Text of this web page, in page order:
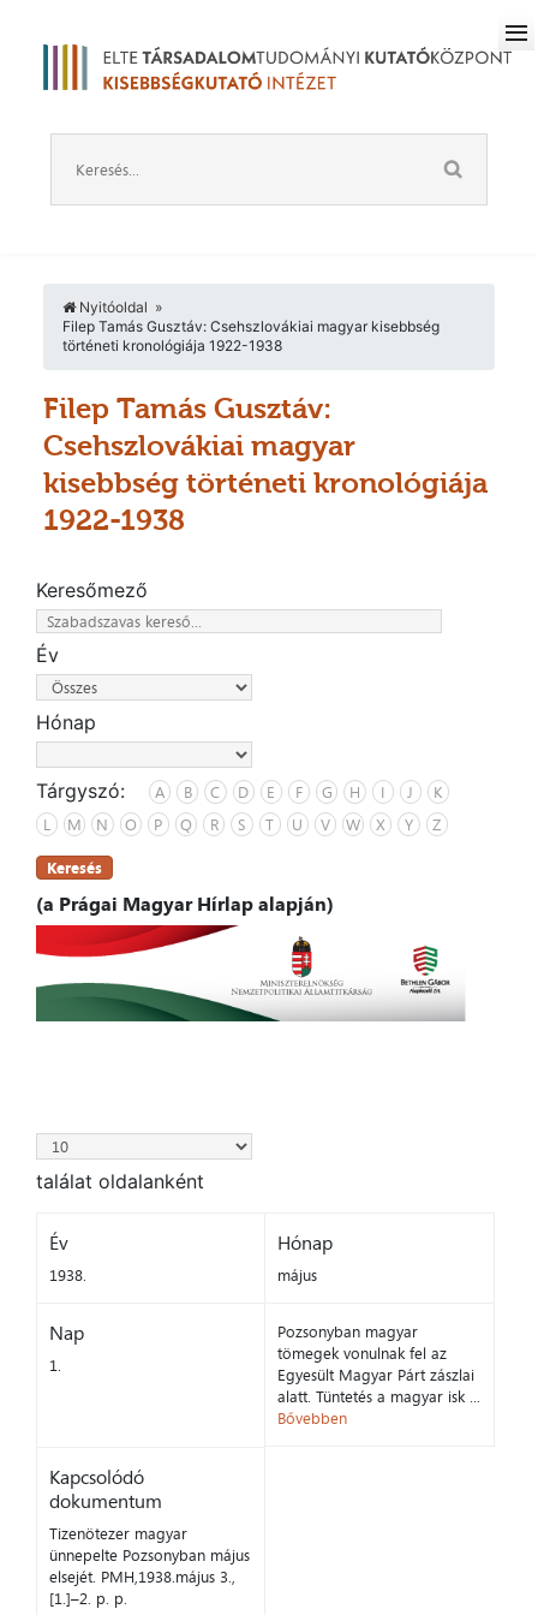
Nyitóoldal
Filep Tamás Gusztáv: Csehszlovákiai magyar kisebbség
történeti kronológiája 1922-1938
Filep Tamás Gusztáv:
Csehszlovákiai magyar
kisebbség történeti kronológiája
1922-1938
Keresőmező
Év
Hónap
Tárgyszó: A B C D E F G H I J
K
L
M N O P Q R S T U V W X Y Z
Keresés
(a Prágai Magyar Hírlap alapján)
találat oldalanként
Év
1938.
Hónap
május
Nap
1.
Pozsonyban magyar
tömegek vonulnak fel az
Egyesült Magyar Párt zászlai
alatt. Tüntetés a magyar isk ...
Bővebben
Kapcsolódó
dokumentum
Tizenötezer magyar
ünnepelte Pozsonyban május
elsejét. PMH,1938.május 3.,
[1.]–2. p. p.